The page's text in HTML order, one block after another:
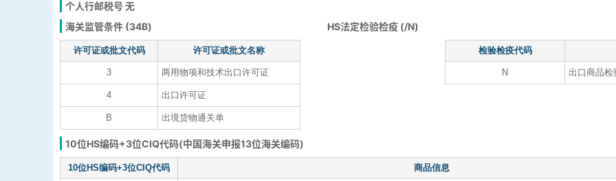
个人行邮税号 无
海关监管条件 (34B)
HS法定检验检疫 (/N)
许可证或批文代码 许可证或批文名称
3 两用物项和技术出口许可证
4 出口许可证
B 出境货物通关单
检验检疫代码
N 出口商品检
10位HS编码+3位CIQ代码(中国海关申报13位海关编码)
10位HS编码+3位CIQ代码 商品信息